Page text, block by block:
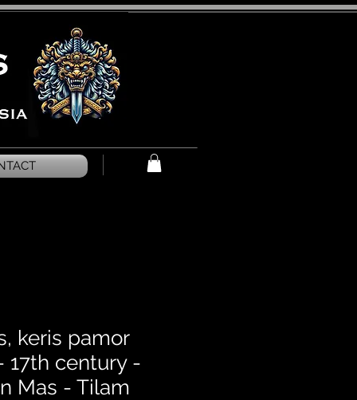
keris pamor
17th century -
Mas - Tilam